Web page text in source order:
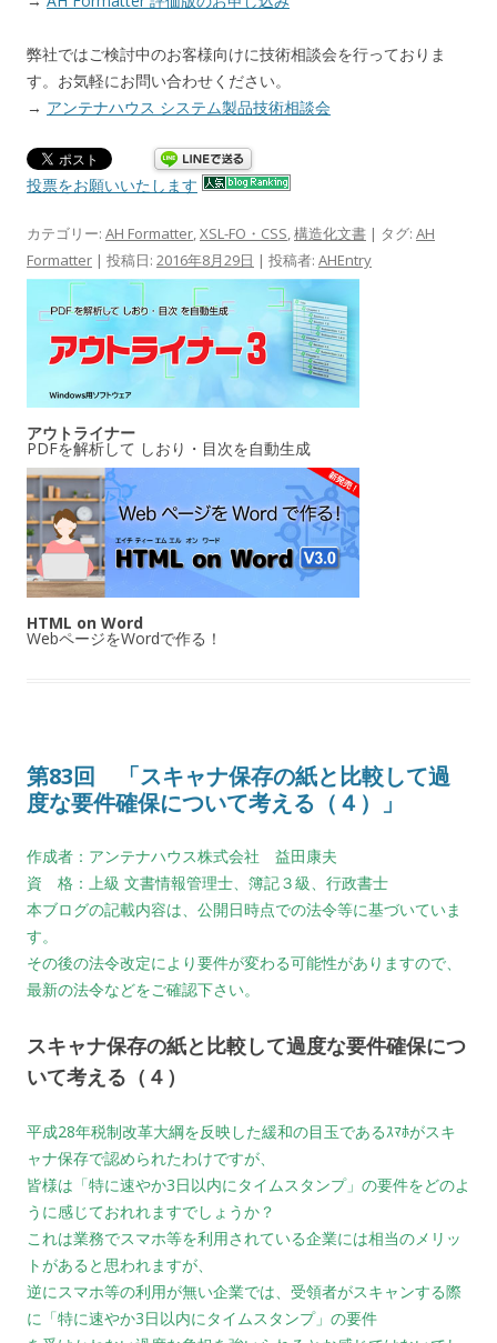
弊社ではご検討中のお客様向けに技術相談会を行っておりま
す。お気軽にお問い合わせください。
→ アンテナハウス システム製品技術相談会
投票をお願いいたします
カテゴリー: AH Formatter,XSL-FO・CSS,構造化文書 | タグ: AH
Formatter | 投稿日: 2016年8月29日 | 投稿者: AHEntry
アウトライナー
PDFを解析して しおり・目次を自動生成
HTML on Word
WebページをWordで作る！
第83回 「スキャナ保存の紙と比較して過
度な要件確保について考える（４）」
作成者：アンテナハウス株式会社 益田康夫
資 格：上級 文書情報管理士、簿記３級、行政書士
本ブログの記載内容は、公開日時点での法令等に基づいていま
す。
その後の法令改定により要件が変わる可能性がありますので、
最新の法令などをご確認下さい。
スキャナ保存の紙と比較して過度な要件確保につ
いて考える（４）
平成28年税制改革大綱を反映した緩和の目玉であるｽﾏﾎがスキ
ャナ保存で認められたわけですが、
皆様は「特に速やか3日以内にタイムスタンプ」の要件をどのよ
うに感じておれれますでしょうか？
これは業務でスマホ等を利用されている企業には相当のメリッ
トがあると思われますが、
逆にスマホ等の利用が無い企業では、受領者がスキャンする際
に「特に速やか3日以内にタイムスタンプ」の要件